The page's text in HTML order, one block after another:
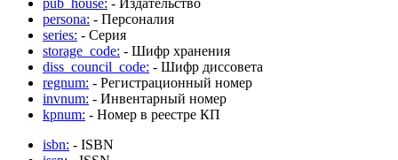
pub_house: - Издательство
persona: - Персоналия
series: - Серия
storage_code: - Шифр хранения
diss_council_code: - Шифр диссовета
regnum: - Регистрационный номер
invnum: - Инвентарный номер
kpnum: - Номер в реестре КП
isbn: - ISBN